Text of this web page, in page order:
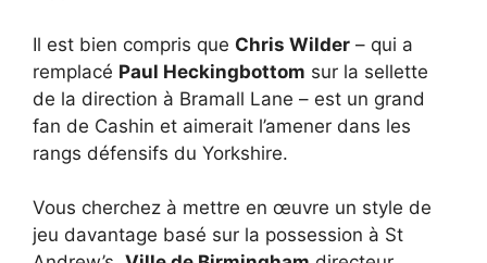
Il est bien compris que Chris Wilder – qui a
remplacé Paul Heckingbottom sur la sellette
de la direction à Bramall Lane – est un grand
fan de Cashin et aimerait l’amener dans les
rangs défensifs du Yorkshire.
Vous cherchez à mettre en œuvre un style de
jeu davantage basé sur la possession à St